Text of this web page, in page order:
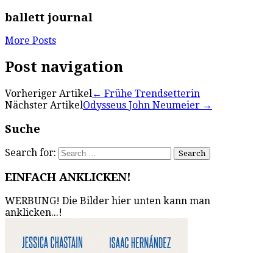
ballett journal
More Posts
Post navigation
Vorheriger Artikel← Frühe Trendsetterin
Nächster ArtikelOdysseus John Neumeier →
Suche
Search for:
EINFACH ANKLICKEN!
WERBUNG! Die Bilder hier unten kann man
anklicken...!